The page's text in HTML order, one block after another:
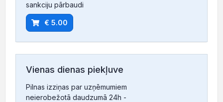
sankciju pārbaudi
€ 5.00
Vienas dienas piekļuve
Pilnas izziņas par uzņēmumiem
neierobežotā daudzumā 24h -